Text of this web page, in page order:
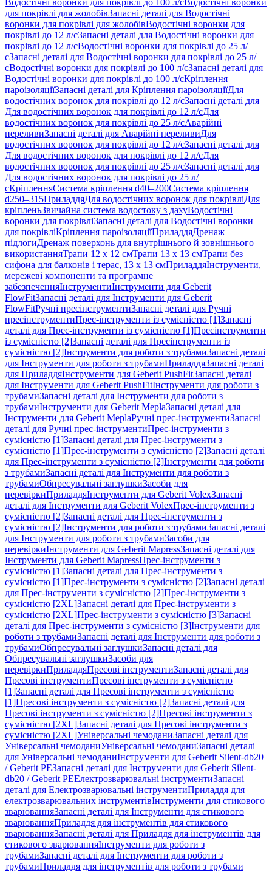
Водостічні воронки для покрівлі до 100 л/сВодостічні воронки
для покрівлі для жолобівЗапасні деталі для Водостічні
воронки для покрівлі для жолобівВодостічні воронки для
покрівлі до 12 л/сЗапасні деталі для Водостічні воронки для
покрівлі до 12 л/сВодостічні воронки для покрівлі до 25 л/
сЗапасні деталі для Водостічні воронки для покрівлі до 25 л/
сВодостічні воронки для покрівлі до 100 л/сЗапасні деталі для
Водостічні воронки для покрівлі до 100 л/сКріплення
пароізоляціїЗапасні деталі для Кріплення пароізоляціїДля
водостічних воронок для покрівлі до 12 л/сЗапасні деталі для
Для водостічних воронок для покрівлі до 12 л/сДля
водостічних воронок для покрівлі до 25 л/сАварійні
переливиЗапасні деталі для Аварійні переливиДля
водостічних воронок для покрівлі до 12 л/сЗапасні деталі для
Для водостічних воронок для покрівлі до 12 л/сДля
водостічних воронок для покрівлі до 25 л/сЗапасні деталі для
Для водостічних воронок для покрівлі до 25 л/
сКріпленняСистема кріплення d40–200Система кріплення
d250–315ПриладдяДля водостічних воронок для покрівліДля
кріпленьЗвичайна система водостоку з дахуВодостічні
воронки для покрівліЗапасні деталі для Водостічні воронки
для покрівліКріплення пароізоляціїПриладдяДренаж
підлогиДренаж поверхонь для внутрішнього й зовнішнього
використанняТрапи 12 x 12 смТрапи 13 x 13 смТрапи без
сифона для балконів і терас, 13 x 13 смПриладдяІнструменти,
мережеві компоненти та програмне
забезпеченняІнструментиІнструменти для Geberit
FlowFitЗапасні деталі для Інструменти для Geberit
FlowFitРучні пресінструментиЗапасні деталі для Ручні
пресінструментиПрес-інструменти із сумісністю [1]Запасні
деталі для Прес-інструменти із сумісністю [1]Пресінструменти
із сумісністю [2]Запасні деталі для Пресінструменти із
сумісністю [2]Інструменти для роботи з трубамиЗапасні деталі
для Інструменти для роботи з трубамиПриладдяЗапасні деталі
для ПриладдяІнструменти для Geberit PushFitЗапасні деталі
для Інструменти для Geberit PushFitІнструменти для роботи з
трубамиЗапасні деталі для Інструменти для роботи з
трубамиІнструменти для Geberit MeplaЗапасні деталі для
Інструменти для Geberit MeplaРучні прес-інструментиЗапасні
деталі для Ручні прес-інструментиПрес-інструменти з
сумісністю [1]Запасні деталі для Прес-інструменти з
сумісністю [1]Прес-інструменти з сумісністю [2]Запасні деталі
для Прес-інструменти з сумісністю [2]Інструменти для роботи
з трубамиЗапасні деталі для Інструменти для роботи з
трубамиОбпресувальні заглушкиЗасоби для
перевіркиПриладдяІнструменти для Geberit VolexЗапасні
деталі для Інструменти для Geberit VolexПрес-інструменти з
сумісністю [2]Запасні деталі для Прес-інструменти з
сумісністю [2]Інструменти для роботи з трубамиЗапасні деталі
для Інструменти для роботи з трубамиЗасоби для
перевіркиІнструменти для Geberit MapressЗапасні деталі для
Інструменти для Geberit MapressПрес-інструменти з
сумісністю [1]Запасні деталі для Прес-інструменти з
сумісністю [1]Прес-інструменти з сумісністю [2]Запасні деталі
для Прес-інструменти з сумісністю [2]Прес-інструменти з
сумісністю [2XL]Запасні деталі для Прес-інструменти з
сумісністю [2XL]Прес-інструменти з сумісністю [3]Запасні
деталі для Прес-інструменти з сумісністю [3]Інструменти для
роботи з трубамиЗапасні деталі для Інструменти для роботи з
трубамиОбпресувальні заглушкиЗапасні деталі для
Обпресувальні заглушкиЗасоби для
перевіркиПриладдяПресові інструментиЗапасні деталі для
Пресові інструментиПресові інструменти з сумісністю
[1]Запасні деталі для Пресові інструменти з сумісністю
[1]Пресові інструменти з сумісністю [2]Запасні деталі для
Пресові інструменти з сумісністю [2]Пресові інструменти з
сумісністю [2XL]Запасні деталі для Пресові інструменти з
сумісністю [2XL]Універсальні чемоданиЗапасні деталі для
Універсальні чемоданиУніверсальні чемоданиЗапасні деталі
для Універсальні чемоданиІнструменти для Geberit Silent-db20
/ Geberit PEЗапасні деталі для Інструменти для Geberit Silent-
db20 / Geberit PEЕлектрозварювальні інструментиЗапасні
деталі для Електрозварювальні інструментиПриладдя для
електрозварювальних інструментівІнструменти для стикового
зварюванняЗапасні деталі для Інструменти для стикового
зварюванняПриладдя для інструментів для стикового
зварюванняЗапасні деталі для Приладдя для інструментів для
стикового зварюванняІнструменти для роботи з
трубамиЗапасні деталі для Інструменти для роботи з
трубамиПриладдя для інструментів для роботи з трубами